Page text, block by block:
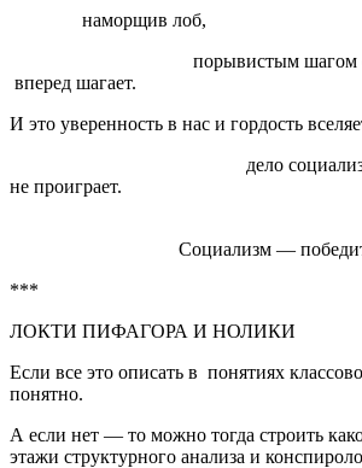
наморщив лоб,
порывистым шагом
вперед шагает.
И это уверенность в нас и гордость
дело социализма не
не проиграет.
Социализм —
***
ЛОКТИ ПИФАГОРА И НОЛИКИ
Если все это описать в понятиях
понятно.
А если нет — то можно тогда строить
этажи структурного анализа и